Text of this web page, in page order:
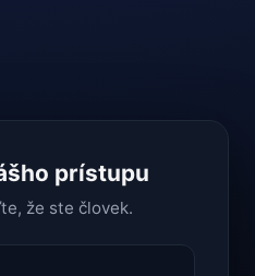
prístupu
že ste človek.